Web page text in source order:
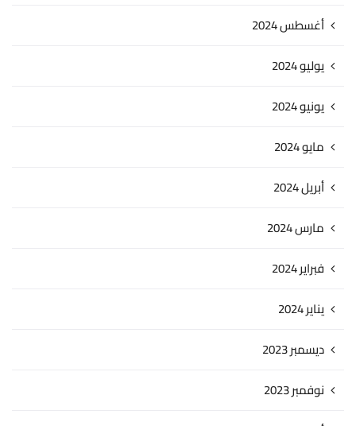
أغسطس 2024
يوليو 2024
يونيو 2024
مايو 2024
أبريل 2024
مارس 2024
فبراير 2024
يناير 2024
ديسمبر 2023
نوفمبر 2023